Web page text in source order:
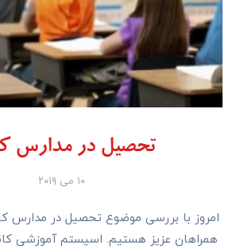
تحصیل در مدارس
۱۰ می ۲۰۱۹
امروز با بررسی موضوع تحصیل در مدارس
همراهان عزیز هستیم. اسیستم آموزشی